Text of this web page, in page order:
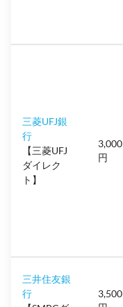
三菱UFJ銀
行
【三菱UFJ
ダイレク
ト】
3,000
円
三井住友銀
行
3,500